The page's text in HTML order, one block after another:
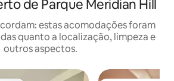
de Parque Meridian Hill
estas acomodações foram
quanto a localização, limpeza e
outros aspectos.